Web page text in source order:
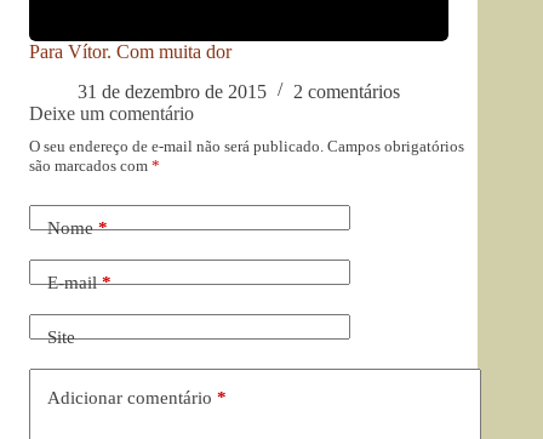
Para Vítor. Com muita dor
31 de dezembro de 2015
2 comentários
Deixe um comentário
O seu endereço de e-mail não será publicado. Campos obrigatórios
são marcados com *
Nome*
E-mail*
Site
Adicionar comentário *